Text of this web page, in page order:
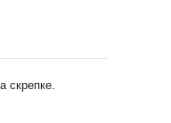
скрепке.